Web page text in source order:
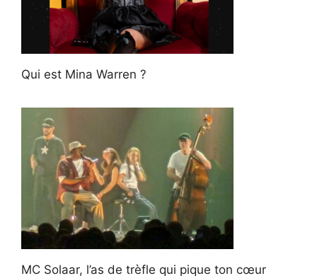
Qui est Mina Warren ?
MC Solaar, l’as de trèfle qui pique ton cœur